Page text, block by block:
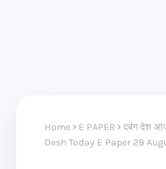
Home E PAPER
दबंग देश
Desh Today E Paper 29